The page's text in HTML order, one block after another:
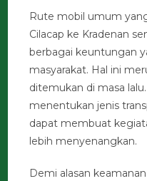
Rute mobil umum
Cilacap ke Kradenan
berbagai keuntungan
masyarakat. Hal ini
ditemukan di masa
menentukan jenis
dapat membuat
lebih menyenangkan.
Demi alasan